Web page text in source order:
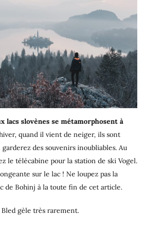
lacs slovènes se métamorphosent à
quand il vient de neiger, ils sont
garderez des souvenirs inoubliables. Au
le télécabine pour la station de ski Vogel.
sur le lac ! Ne loupez pas la
de Bohinj à la toute fin de cet article.
Bled gèle très rarement.